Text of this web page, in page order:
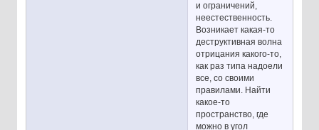
и ограничений,
неестественность.
Возникает какая-то
деструктивная волна
отрицания какого-то,
как раз типа надоели
все, со своими
правилами. Найти
какое-то
пространство, где
можно в угол